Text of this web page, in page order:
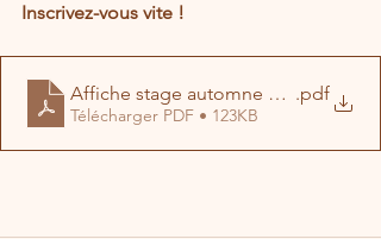
Inscrivez-vous vite !
Affiche stage automne 2020.pdf
Télécharger PDF • 123KB